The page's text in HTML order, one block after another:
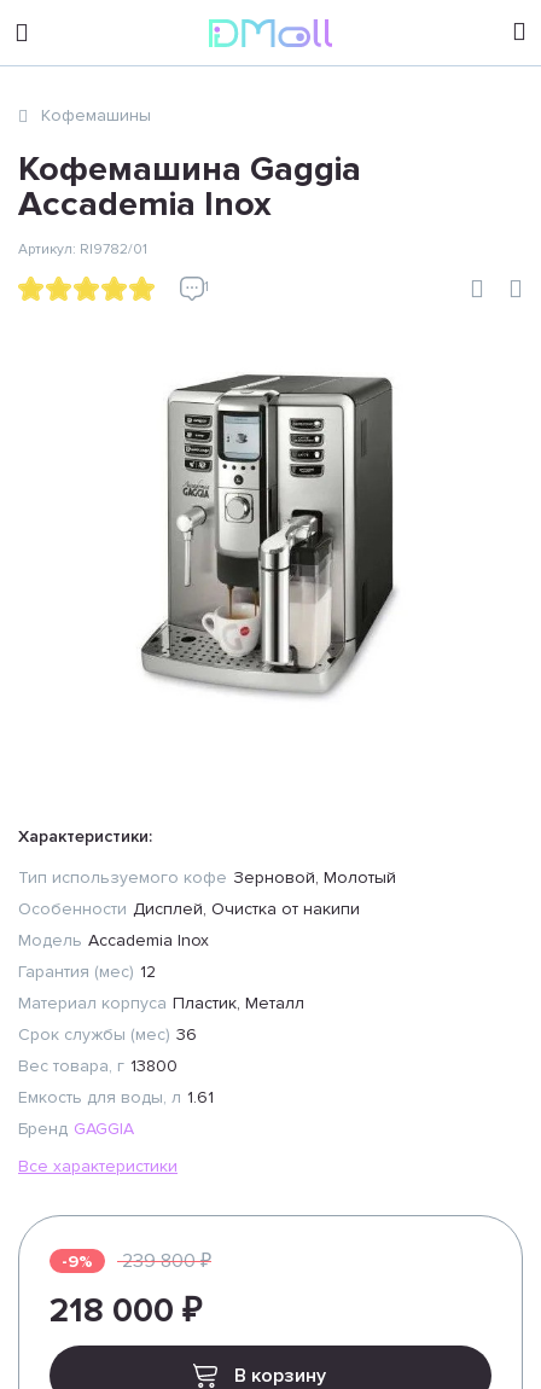
sales@dimoll.ru
Кофемашины
Кофемашина Gaggia
Accademia Inox
1
Артикул: RI9782/01
Характеристики:
Тип используемого кофе Зерновой, Молотый
Особенности Дисплей, Очистка от накипи
Модель Accademia Inox
Гарантия (мес) 12
Материал корпуса Пластик, Металл
Срок службы (мес) 36
Вес товара, г 13800
Емкость для воды, л 1.61
Бренд GAGGIA
Все характеристики
-9% 239 800 ₽
218 000 ₽
В корзину